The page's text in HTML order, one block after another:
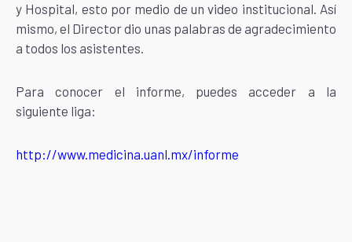
y Hospital, esto por medio de un video institucional. Así
mismo, el Director dio unas palabras de agradecimiento
a todos los asistentes.
Para conocer el informe, puedes acceder a la
siguiente liga:
http://www.medicina.uanl.mx/informe